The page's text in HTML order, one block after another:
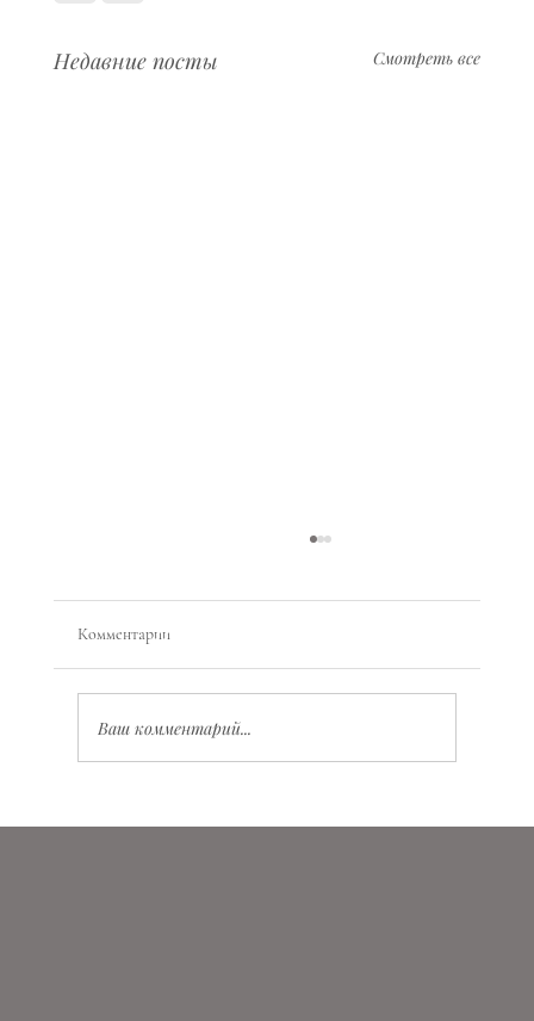
Недавние посты Смотреть все
Комментарии
Ваш комментарий...